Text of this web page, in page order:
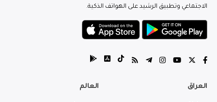
الاجتماعي وتطبيق الرشيد على الهواتف الذكية.
العراق العالم